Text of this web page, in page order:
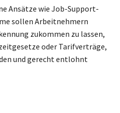
Ansätze wie Job-Support-
sollen Arbeitnehmern
zukommen zu lassen,
oder Tarifverträge,
und gerecht entlohnt